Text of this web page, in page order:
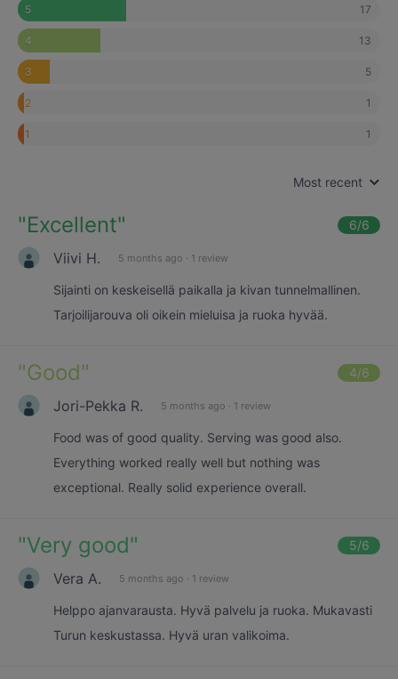
5 17
4 13
3 5
2 1
1 1
Most recent
"Excellent" 6/6
Viivi H. 5 months ago · 1 review
Sijainti on keskeisellä paikalla ja kivan tunnelmallinen.
Tarjoilijarouva oli oikein mieluisa ja ruoka hyvää.
"Good" 4/6
Jori-Pekka R. 5 months ago · 1 review
Food was of good quality. Serving was good also.
Everything worked really well but nothing was
exceptional. Really solid experience overall.
"Very good" 5/6
Vera A. 5 months ago · 1 review
Helppo ajanvarausta. Hyvä palvelu ja ruoka. Mukavasti
Turun keskustassa. Hyvä uran valikoima.